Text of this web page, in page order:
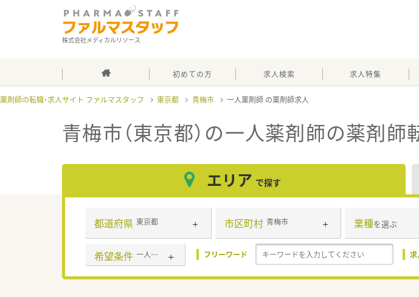
株式会社メディカルリソース
初めての方 求人検索 求人特集
薬剤師の転職・求人サイト ファルマスタッフ 東京都 青梅市 一人薬剤師
青梅市（東京都）の一人薬剤師の薬剤師
エリア で探す
都道府県 東京都 市区町村 青梅市 業種を選ぶ
希望条件 一人薬剤師 フリーワード